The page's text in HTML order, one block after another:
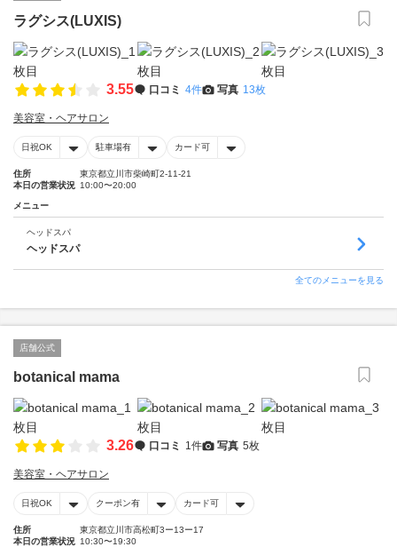
ラグシス(LUXIS)
3.55 口コミ 4件 写真 13枚
美容室・ヘアサロン
日祝OK 駐車場有 カード可
住所
東京都立川市柴崎町2-11-21
本日の営業状況 10:00〜20:00
メニュー
ヘッドスパ
ヘッドスパ
全てのメニューを見る
店舗公式
botanical mama
3.26 口コミ 1件 写真 5枚
美容室・ヘアサロン
日祝OK クーポン有 カード可
住所
東京都立川市高松町3ー13ー17
本日の営業状況 10:30〜19:30